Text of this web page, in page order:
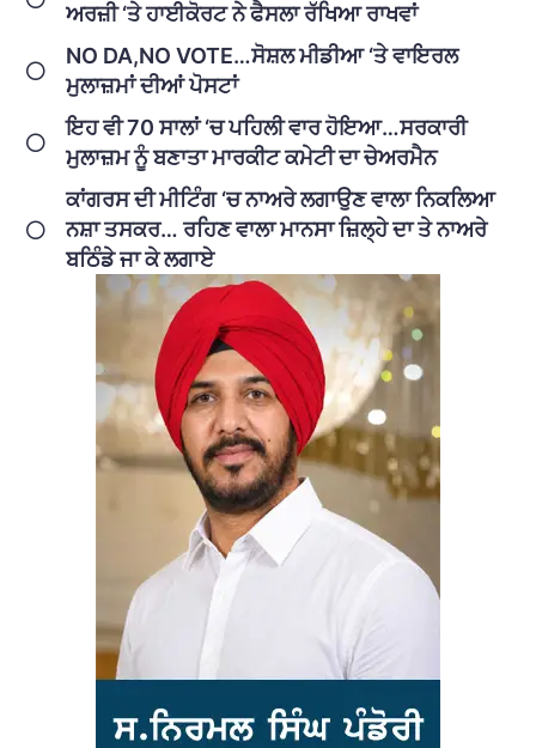
ਅਰਜ਼ੀ ‘ਤੇ ਹਾਈਕੋਰਟ ਨੇ ਫੈਸਲਾ ਰੱਖਿਆ ਰਾਖਵਾਂ
NO DA,NO VOTE…ਸੋਸ਼ਲ ਮੀਡੀਆ ‘ਤੇ ਵਾਇਰਲ
ਮੁਲਾਜ਼ਮਾਂ ਦੀਆਂ ਪੋਸਟਾਂ
ਇਹ ਵੀ 70 ਸਾਲਾਂ ‘ਚ ਪਹਿਲੀ ਵਾਰ ਹੋਇਆ…ਸਰਕਾਰੀ
ਮੁਲਾਜ਼ਮ ਨੂੰ ਬਣਾਤਾ ਮਾਰਕੀਟ ਕਮੇਟੀ ਦਾ ਚੇਅਰਮੈਨ
ਕਾਂਗਰਸ ਦੀ ਮੀਟਿੰਗ ‘ਚ ਨਾਅਰੇ ਲਗਾਉਣ ਵਾਲਾ ਨਿਕਲਿਆ
ਨਸ਼ਾ ਤਸਕਰ… ਰਹਿਣ ਵਾਲਾ ਮਾਨਸਾ ਜ਼ਿਲ੍ਹੇ ਦਾ ਤੇ ਨਾਅਰੇ
ਬਠਿੰਡੇ ਜਾ ਕੇ ਲਗਾਏ